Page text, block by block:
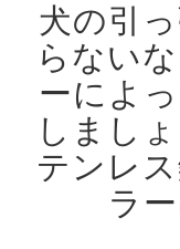
犬の引
らない
ーによ
しましょ
テンレ
ラ